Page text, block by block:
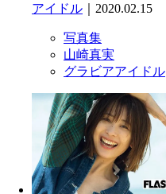
アイドル ｜2020.02.15
写真集
山崎真実
グラビアアイドル